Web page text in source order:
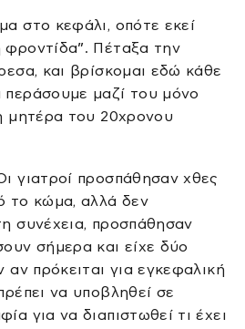
στο κεφάλι, οπότε εκεί
φροντίδα”. Πέταξα την
και βρίσκομαι εδώ κάθε
μαζί του μόνο
μητέρα του 20χρονου
γιατροί προσπάθησαν χθες
το κώμα, αλλά δεν
συνέχεια, προσπάθησαν
σήμερα και είχε δύο
αν πρόκειται για εγκεφαλική
να υποβληθεί σε
για να διαπιστωθεί τι έχει